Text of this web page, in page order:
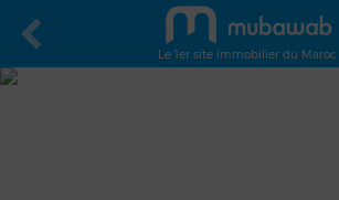
Le 1er site immobilier du Maroc